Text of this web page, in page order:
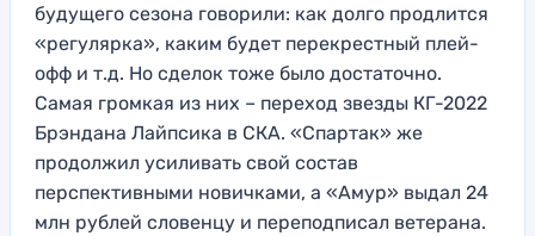
будущего сезона говорили: как долго продлится
«регулярка», каким будет перекрестный плей-
офф и т.д. Но сделок тоже было достаточно.
Самая громкая из них – переход звезды КГ-2022
Брэндана Лайпсика в СКА. «Спартак» же
продолжил усиливать свой состав
перспективными новичками, а «Амур» выдал 24
млн рублей словенцу и переподписал ветерана.